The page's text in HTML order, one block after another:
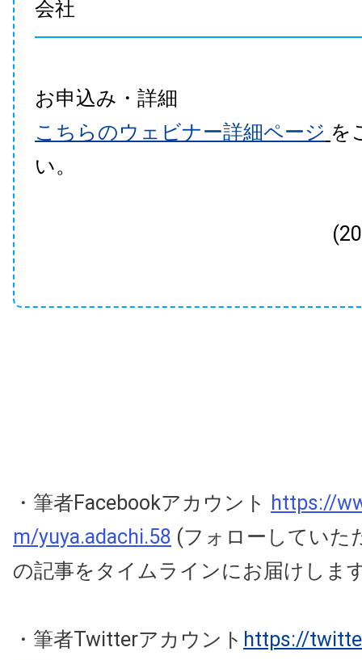
会社
お申込み・詳細
こちらのウェビナー詳細ページ を
い。
・筆者Facebookアカウント https://
m/yuya.adachi.58 (フォローしていた
の記事をタイムラインにお届けしま
・筆者Twitterアカウント https://